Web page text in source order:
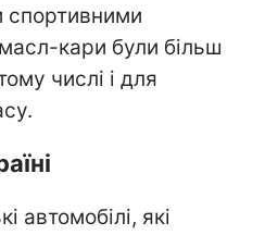
спортивними
кари були більш
числі і для
автомобілі, які